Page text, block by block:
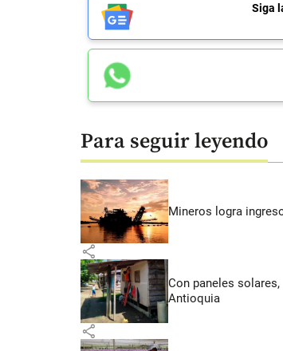
Siga
Para seguir leyendo
Mineros logra
share
Con paneles
Antioquia
share